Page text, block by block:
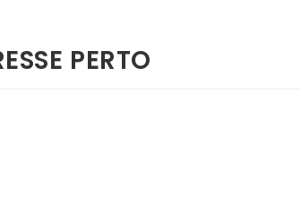
PERTO